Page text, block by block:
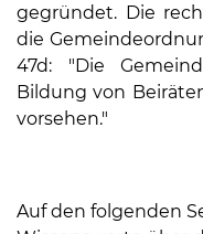
Mo,
Di,
Fr
08
Uhr
gegründet. Die
die
47d: "Die
Bildung von
vorsehen."
Auf den folgenden